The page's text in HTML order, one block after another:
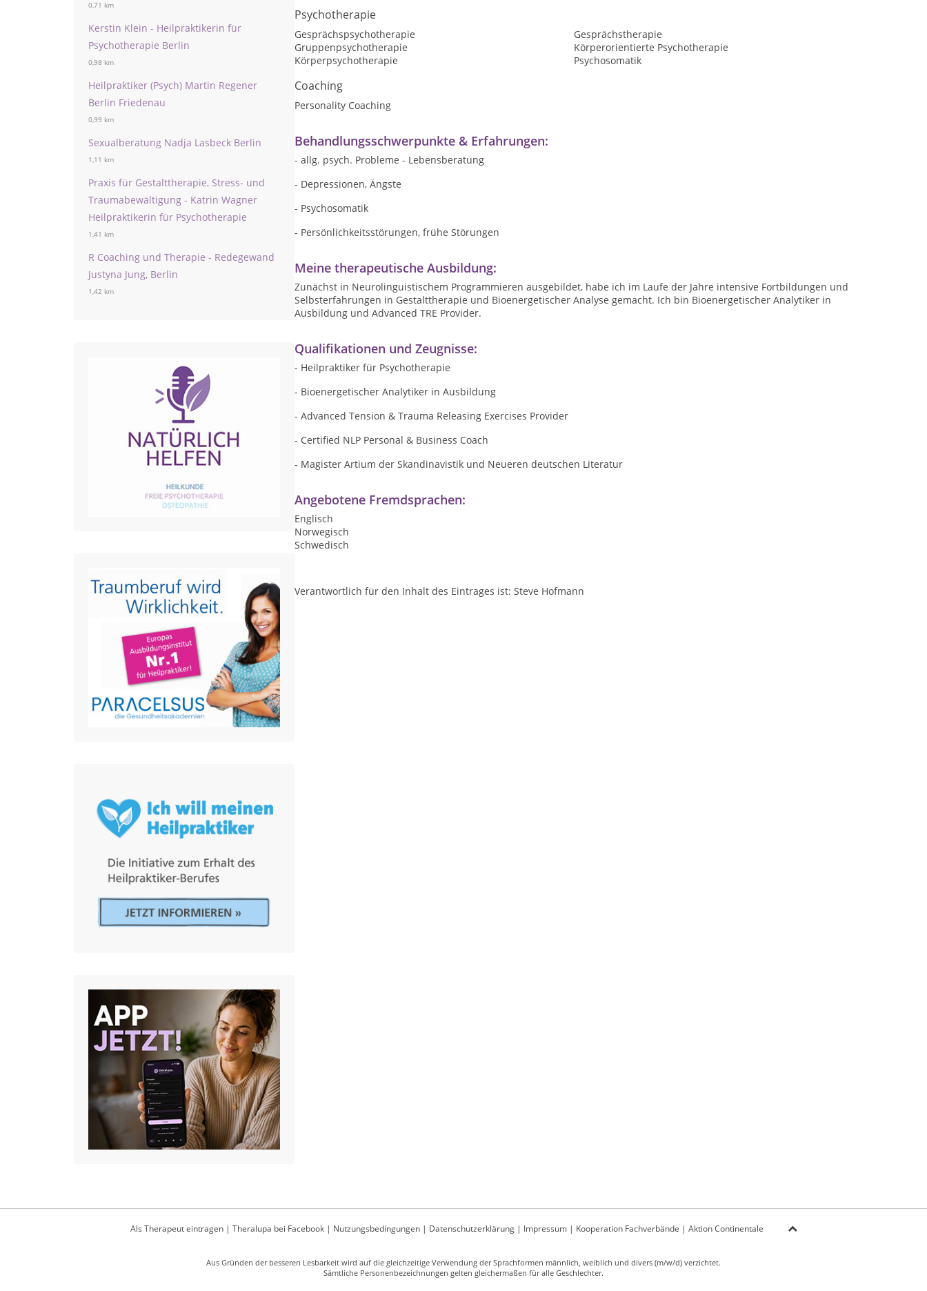
0,71 km
Kerstin Klein - Heilpraktikerin für
Psychotherapie Berlin
0,98 km
Heilpraktiker (Psych) Martin Regener
Berlin Friedenau
0,99 km
Sexualberatung Nadja Lasbeck Berlin
1,11 km
Praxis für Gestalttherapie, Stress- und
Traumabewältigung - Katrin Wagner
Heilpraktikerin für Psychotherapie
1,41 km
R Coaching und Therapie - Redegewand
Justyna Jung, Berlin
1,42 km
Psychotherapie
Gesprächspsychotherapie
Gesprächstherapie
Gruppenpsychotherapie
Körperorientierte Psychotherapie
Körperpsychotherapie
Psychosomatik
Coaching
Personality Coaching
Behandlungsschwerpunkte & Erfahrungen:
- allg. psych. Probleme - Lebensberatung
- Depressionen, Ängste
- Psychosomatik
- Persönlichkeitsstörungen, frühe Störungen
Meine therapeutische Ausbildung:
Zunächst in Neurolinguistischem Programmieren ausgebildet, habe ich im Laufe der Jahre intensive Fortbildungen und
Selbsterfahrungen in Gestalttherapie und Bioenergetischer Analyse gemacht. Ich bin Bioenergetischer Analytiker in
Ausbildung und Advanced TRE Provider.
Qualifikationen und Zeugnisse:
- Heilpraktiker für Psychotherapie
- Bioenergetischer Analytiker in Ausbildung
- Advanced Tension & Trauma Releasing Exercises Provider
- Certified NLP Personal & Business Coach
- Magister Artium der Skandinavistik und Neueren deutschen Literatur
Angebotene Fremdsprachen:
Englisch
Norwegisch
Schwedisch
Verantwortlich für den Inhalt des Eintrages ist: Steve Hofmann
Als Therapeut eintragen| Theralupa bei Facebook| Nutzungsbedingungen| Datenschutzerklärung| Impressum| Kooperation Fachverbände | Aktion Continentale
Aus Gründen der besseren Lesbarkeit wird auf die gleichzeitige Verwendung der Sprachformen männlich, weiblich und divers (m/w/d) verzichtet.
Sämtliche Personenbezeichnungen gelten gleichermaßen für alle Geschlechter.